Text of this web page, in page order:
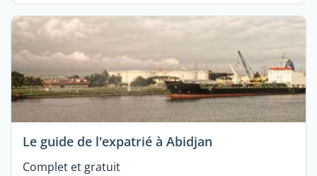
Le guide de l'expatrié à Abidjan
Complet et gratuit